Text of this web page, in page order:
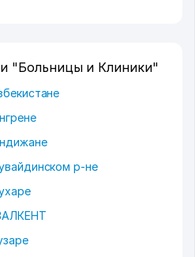
"Больницы и Клиники"
р-не